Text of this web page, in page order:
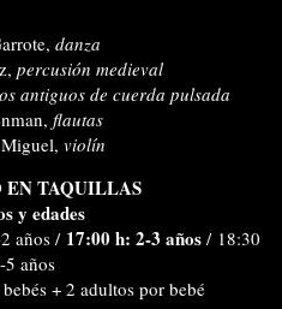
danza
percusión medieval
antiguos de cuerda pulsada
flautas
violín
EN TAQUILLAS
y edades
años /17:00 h: 2-3 años / 18:30
5 años
+ 2 adultos por bebé